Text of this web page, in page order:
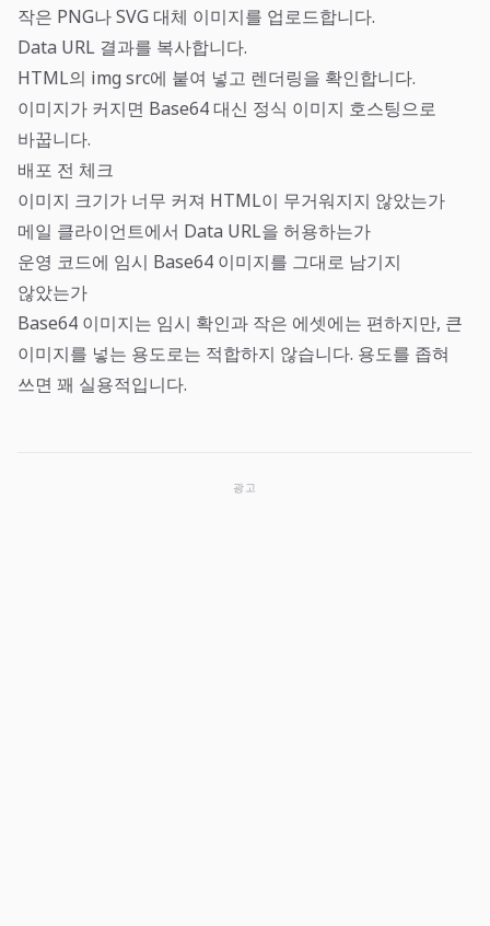
작은 PNG나 SVG 대체 이미지를 업로드합니다.
Data URL 결과를 복사합니다.
HTML의 img src에 붙여 넣고 렌더링을 확인합니다.
이미지가 커지면 Base64 대신 정식 이미지 호스팅으로
바꿉니다.
배포 전 체크
이미지 크기가 너무 커져 HTML이 무거워지지 않았는가
메일 클라이언트에서 Data URL을 허용하는가
운영 코드에 임시 Base64 이미지를 그대로 남기지
않았는가
Base64 이미지는 임시 확인과 작은 에셋에는 편하지만, 큰
이미지를 넣는 용도로는 적합하지 않습니다. 용도를 좁혀
쓰면 꽤 실용적입니다.
광고